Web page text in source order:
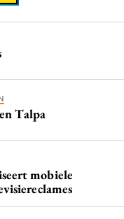
Talpa
mobiele